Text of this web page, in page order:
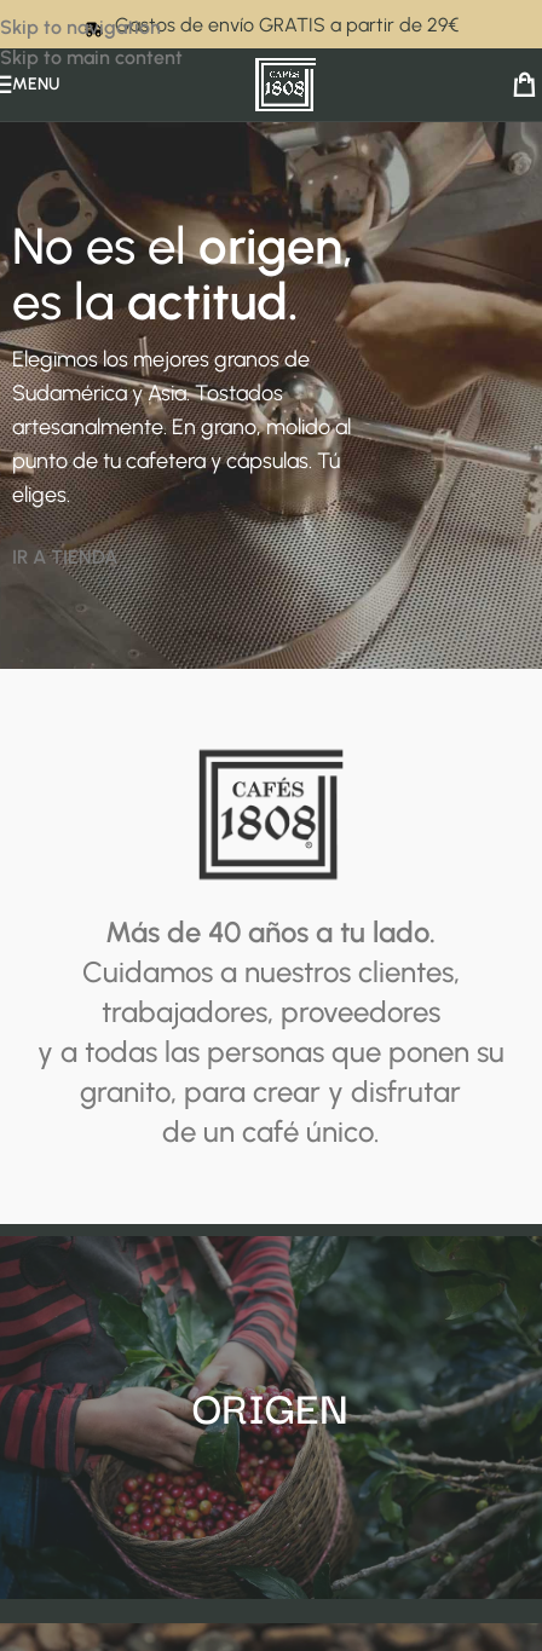
Skip to navigation
Skip to main content
Gastos de envío GRATIS a partir de 29€
MENU
No es elorigen,
es laactitud.
Elegimos los mejores granos de
Sudamérica y Asia. Tostados
artesanalmente. En grano, molido al
punto de tu cafetera y cápsulas. Tú
eliges.
IR A TIENDA
Más de 40 años a tu lado.
Cuidamos a nuestros clientes,
trabajadores, proveedores
y a todas las personas que ponen su
granito, para crear y disfrutar
de un café único.
ORIGEN
ORIGEN
Seleccionamos los mejores granos procedentes de
Sudamérica, la cuna del café, para crear un café
superior sin aditivos ni añadidos que conserve
todo el aroma y sabory lo traslade fielmente de la
planta a la taza.